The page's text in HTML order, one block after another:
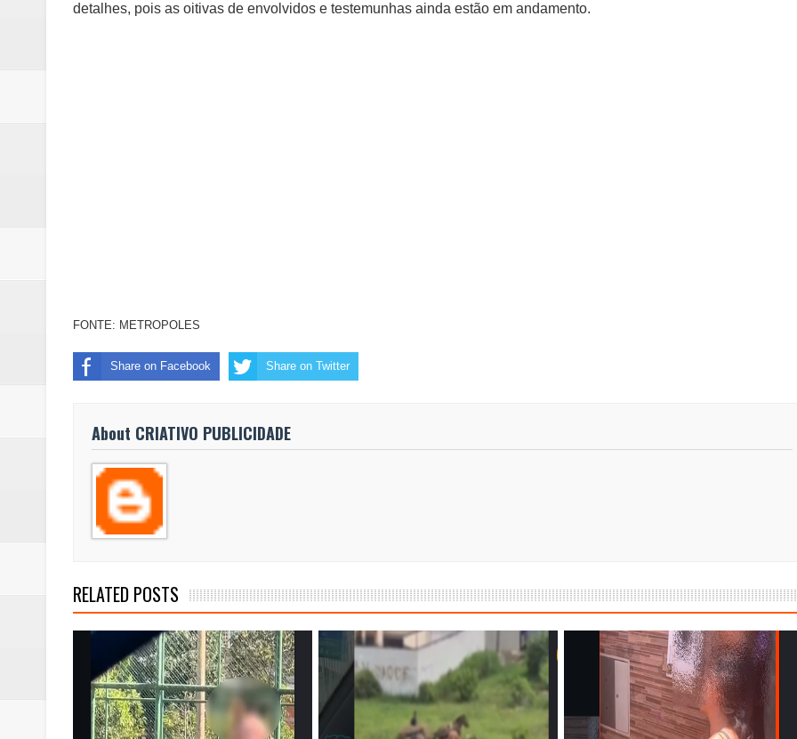
detalhes, pois as oitivas de envolvidos e testemunhas ainda estão em andamento.
FONTE: METROPOLES
Share on Facebook Share on Twitter
About CRIATIVO PUBLICIDADE
RELATED POSTS